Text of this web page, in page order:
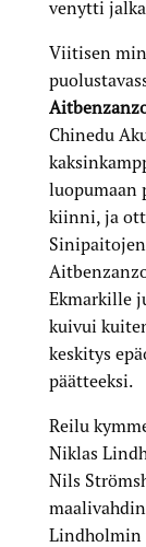
venytti
Viitisen
Chinedu
luopumaan
kiinni, ja otti
Ekmarkille
kuivui
keskitys
päätteeksi.
Reilu
Niklas
Nils
maalivahdin
Lindholmin